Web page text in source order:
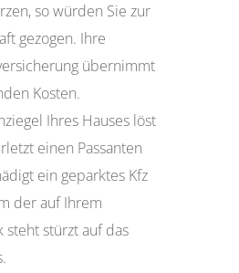
so würden Sie zur
gezogen. Ihre
übernimmt
Kosten.
Ihres Hauses löst
einen Passanten
ein geparktes Kfz
der auf Ihrem
steht stürzt auf das